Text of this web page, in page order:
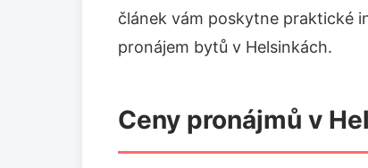
článek vám poskytne praktické
pronájem bytů v Helsinkách.
Ceny pronájmů v